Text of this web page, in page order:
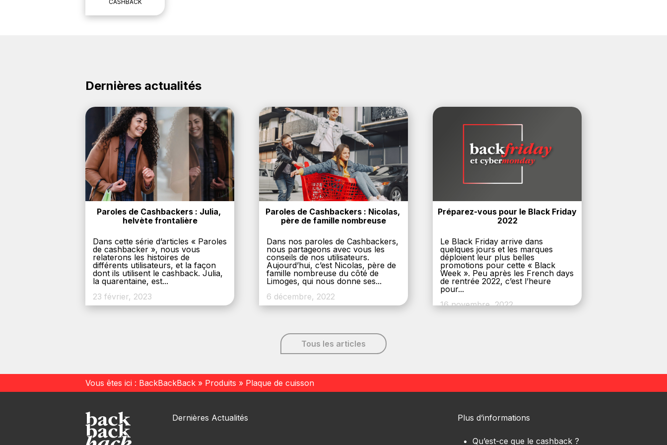
CASHBACK
Dernières actualités
Paroles de Cashbackers : Julia,
helvète frontalière
Dans cette série d’articles « Paroles
de cashbacker », nous vous
relaterons les histoires de
différents utilisateurs, et la façon
dont ils utilisent le cashback. Julia,
la quarentaine, est...
23 février, 2023
Paroles de Cashbackers : Nicolas,
père de famille nombreuse
Dans nos paroles de Cashbackers,
nous partageons avec vous les
conseils de nos utilisateurs.
Aujourd’hui, c’est Nicolas, père de
famille nombreuse du côté de
Limoges, qui nous donne ses...
6 décembre, 2022
Préparez-vous pour le Black Friday
2022
Le Black Friday arrive dans
quelques jours et les marques
déploient leur plus belles
promotions pour cette « Black
Week ». Peu après les French days
de rentrée 2022, c’est l’heure
pour...
16 novembre, 2022
Tous les articles
Vous êtes ici : BackBackBack » Produits » Plaque de cuisson
Dernières Actualités Plus d’informations
Qu’est-ce que le cashback ?